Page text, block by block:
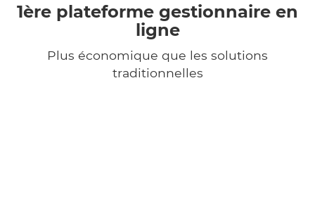
1ère plateforme gestionnaire en
ligne
Plus économique que les solutions
traditionnelles